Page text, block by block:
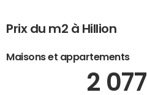
Prix du m2 à Hillion
Maisons et appartements
2 077